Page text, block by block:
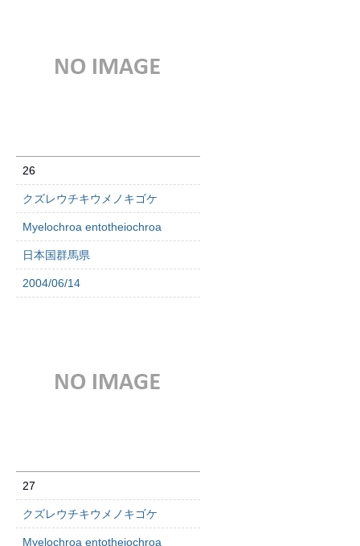
26
クズレウチキウメノキゴケ
Myelochroa entotheiochroa
日本国群馬県
2004/06/14
27
クズレウチキウメノキゴケ
Myelochroa entotheiochroa